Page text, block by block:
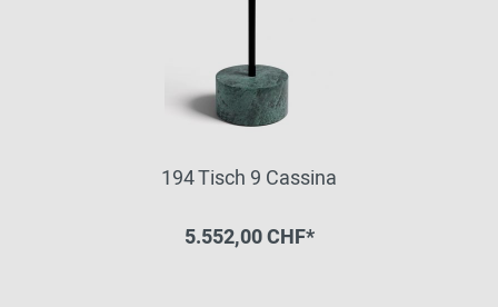
194 Tisch 9 Cassina
5.552,00 CHF*